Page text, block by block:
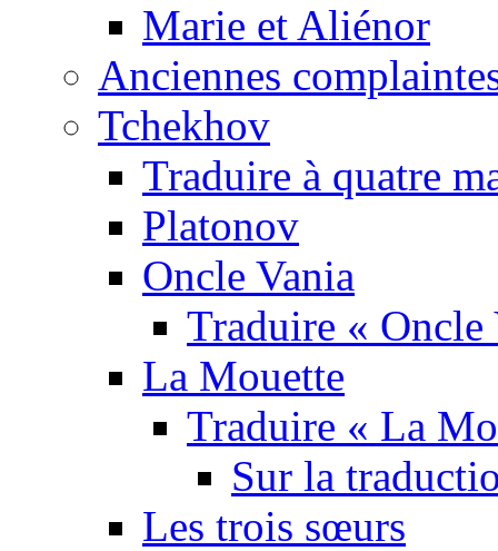
Marie et Aliénor
Anciennes
Tchekhov
Traduire à quatre
Platonov
Oncle Vania
Traduire « Oncle
La Mouette
Traduire « La
Sur la
Les trois sœurs